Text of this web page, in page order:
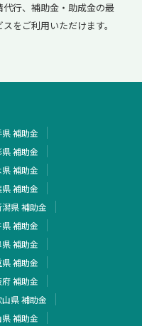
行、補助金・助成金の最
をご利用いただけます。
県 補助金
補助金
補助金
補助金
潟県 補助金
補助金
補助金
県 補助金
府 補助金
県 補助金
県 補助金